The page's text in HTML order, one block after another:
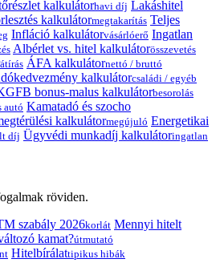
kalkulátorhavi díj Lakáshitel
kalkulátormegtakarítás Teljes
Infláció kalkulátorvásárlóerő Ingatlan
Albérlet vs. hitel kalkulátorösszevetés
átírás ÁFA kalkulátornettó / bruttó
kalkulátorcsaládi / egyéb
bonus-malus kalkulátorbesorolás
autó Kamatadó és szocho
kalkulátormegújuló Energetikai
díj Ügyvédi munkadíj kalkulátoringatlan
röviden.
szabály 2026korlát Mennyi hitelt
kamat?útmutató
Hitelbírálattipikus hibák